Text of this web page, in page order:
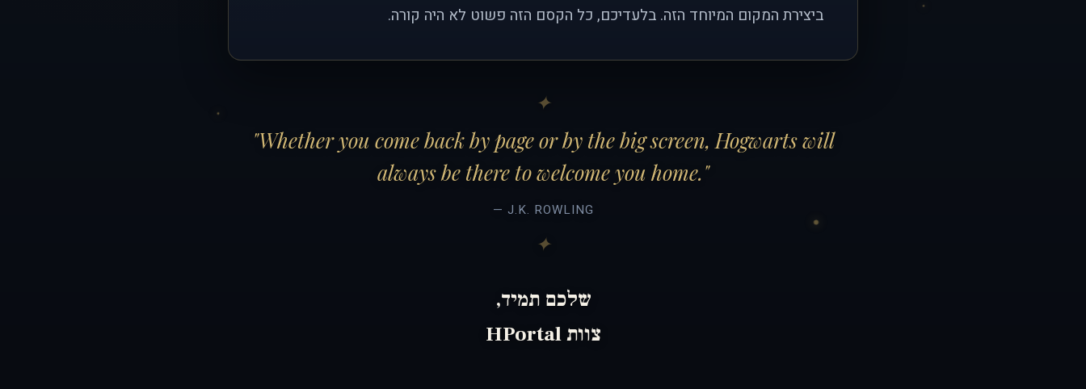
ביצירת המקום המיוחד הזה. בלעדיכם, כל הקסם הזה פשוט לא היה קורה.
"Whether you come back by page or by the big screen, Hogwarts will
always be there to welcome you home."
— J.K. ROWLING
שלכם תמיד,
צוות HPortal